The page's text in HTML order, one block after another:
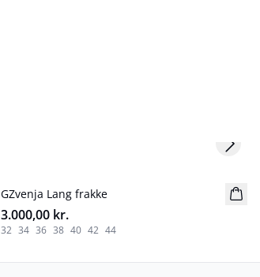
Nyhed
GZvenja Lang frakke
3.000,00 kr.
32 34 36 38 40 42 44
Next